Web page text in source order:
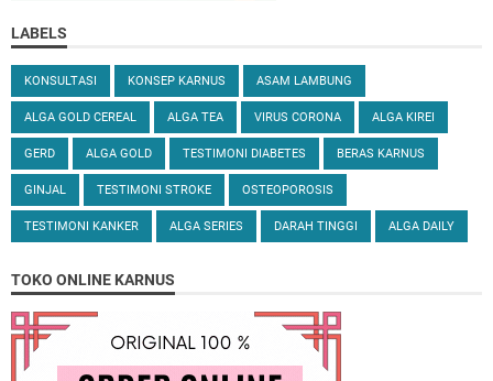
LABELS
KONSULTASI KONSEP KARNUS ASAM LAMBUNG
ALGA GOLD CEREAL ALGA TEA VIRUS CORONA ALGA KIREI
GERD ALGA GOLD TESTIMONI DIABETES BERAS KARNUS
GINJAL TESTIMONI STROKE OSTEOPOROSIS
TESTIMONI KANKER ALGA SERIES DARAH TINGGI ALGA DAILY
TOKO ONLINE KARNUS